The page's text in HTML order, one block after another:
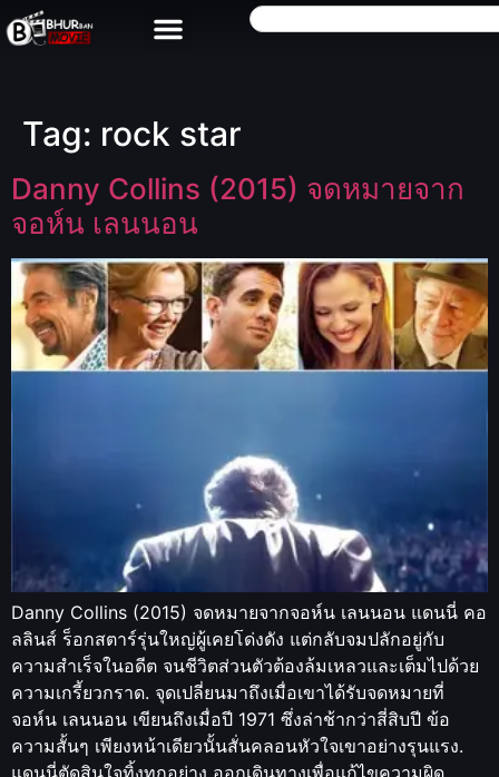
Tag: rock star
Danny Collins (2015) จดหมายจาก
จอห์น เลนนอน
Danny Collins (2015) จดหมายจากจอห์น เลนนอน แดนนี่ คอ
ลลินส์ ร็อกสตาร์รุ่นใหญ่ผู้เคยโด่งดัง แต่กลับจมปลักอยู่กับ
ความสำเร็จในอดีต จนชีวิตส่วนตัวต้องล้มเหลวและเต็มไปด้วย
ความเกรี้ยวกราด. จุดเปลี่ยนมาถึงเมื่อเขาได้รับจดหมายที่
จอห์น เลนนอน เขียนถึงเมื่อปี 1971 ซึ่งล่าช้ากว่าสี่สิบปี ข้อ
ความสั้นๆ เพียงหน้าเดียวนั้นสั่นคลอนหัวใจเขาอย่างรุนแรง.
แดนนี่ตัดสินใจทิ้งทุกอย่าง ออกเดินทางเพื่อแก้ไขความผิด